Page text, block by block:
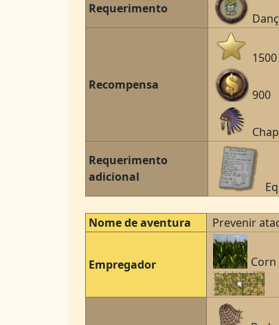
Requerimento
Recompensa
1500
900
Requerimento
adicional
Nome de aventura Prevenir
Empregador